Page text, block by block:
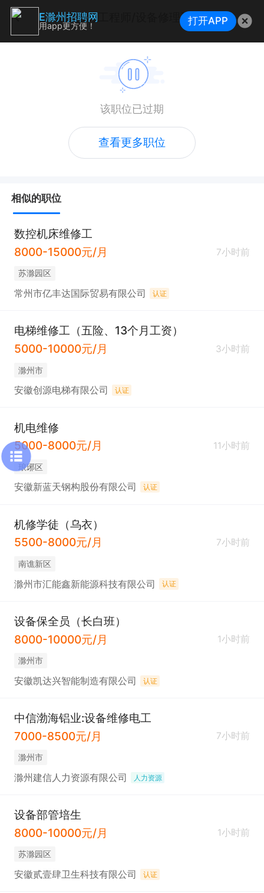
售后服务工程师/设备修理工程师
该职位已过期
查看更多职位
相似的职位
数控机床维修工
8000-15000元/月
7小时前
苏滁园区
常州市亿丰达国际贸易有限公司 认证
电梯维修工（五险、13个月工资）
5000-10000元/月
3小时前
滁州市
安徽创源电梯有限公司 认证
机电维修
5000-8000元/月
11小时前
琅琊区
安徽新蓝天钢构股份有限公司 认证
机修学徒（乌衣）
5500-8000元/月
7小时前
南谯新区
滁州市汇能鑫新能源科技有限公司 认证
设备保全员（长白班）
8000-10000元/月
1小时前
滁州市
安徽凯达兴智能制造有限公司 认证
中信渤海铝业:设备维修电工
7000-8500元/月
7小时前
滁州市
滁州建信人力资源有限公司 人力资源
设备部管培生
8000-10000元/月
1小时前
苏滁园区
安徽贰壹肆卫生科技有限公司 认证
E滁州招聘网
用app更方便！ 打开APP